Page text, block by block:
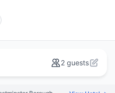
2 guests